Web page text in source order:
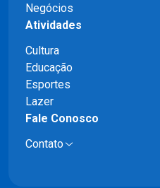
Negócios
Atividades
Cultura
Educação
Esportes
Lazer
Fale Conosco
Contato